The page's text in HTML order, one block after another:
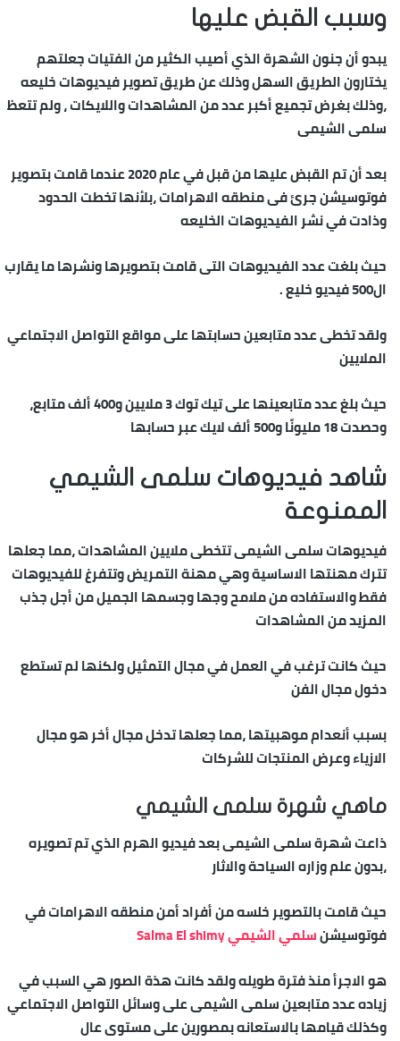
وسبب القبض عليها
يبدو أن جنون الشهرة الذي أصيب الكثير من الفتيات جعلتهم
يختارون الطريق السهل وذلك عن طريق تصوير فيديوهات خليعه
،وذلك بغرض تجميع أكبر عدد من المشاهدات واللايكات ، ولم تتعظ
سلمى الشيمى
بعد أن تم القبض عليها من قبل في عام 2020 عندما قامت بتصوير
فوتوسيشن جرئ فى منطقه الاهرامات ،بلأنها تخطت الحدود
وذادت في نشر الفيديوهات الخليعه
حيث بلغت عدد الفيديوهات التى قامت بتصويرها ونشرها ما يقارب
ال500 فيديو خليع .
ولقد تخطى عدد متابعين حسابتها على مواقع التواصل الاجتماعي
الملايين
حيث بلغ عدد متابعينها على تيك توك 3 ملايين و400 ألف متابع،
وحصدت 18 مليونًا و500 ألف لايك عبر حسابها
شاهد فيديوهات سلمى الشيمي
الممنوعة
فيديوهات سلمى الشيمى تتخطى ملايين المشاهدات ،مما جعلها
تترك مهنتها الاساسية وهي مهنة التمريض وتتفرغ للفيديوهات
فقط والاستفاده من ملامح وجها وجسمها الجميل من أجل جذب
المزيد من المشاهدات
حيث كانت ترغب في العمل في مجال التمثيل ولكنها لم تستطع
دخول مجال الفن
بسبب أنعدام موهبيتها ،مما جعلها تدخل مجال أخر هو مجال
الازياء وعرض المنتجات للشركات
ماهي شهرة سلمى الشيمي
ذاعت شهرة سلمى الشيمى بعد فيديو الهرم الذي تم تصويره
،بدون علم وزاره السياحة والاثار
حيث قامت بالتصوير خلسه من أفراد أمن منطقه الاهرامات في
فوتوسيشنسلمي الشيمي Salma El shimy
هو الاجرأ منذ فترة طويله ولقد كانت هذة الصور هي السبب في
زياده عدد متابعين سلمى الشيمى على وسائل التواصل الاجتماعي
وكذلك قيامها بالاستعانه بمصورين على مستوى عال